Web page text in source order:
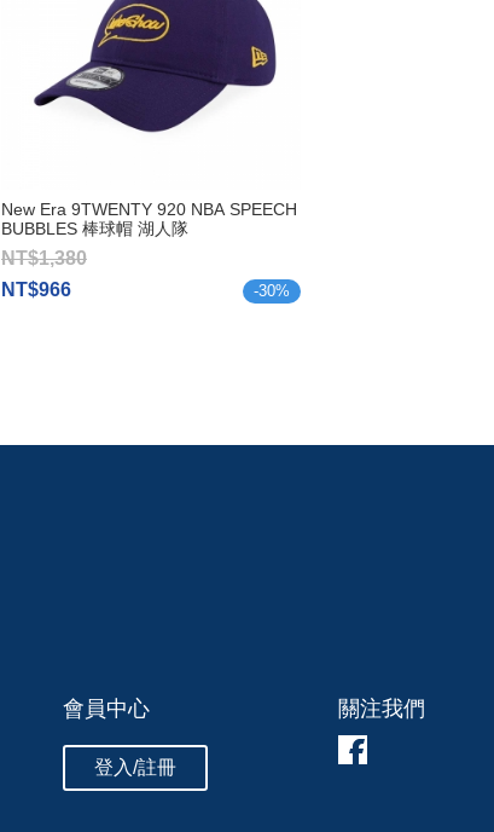
New Era 9TWENTY 920 NBA SPEECH
BUBBLES 棒球帽 湖人隊
NT$1,380
NT$966
-30%
會員中心
登入/註冊
關注我們